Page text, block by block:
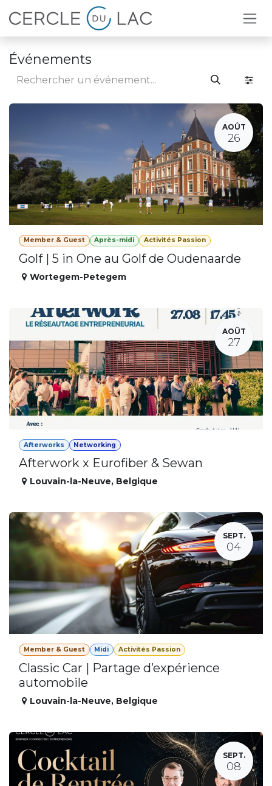
Se rendre au contenu
Événements
AOÛT
26
Member & Guest Après-midi Activités Passion
Golf | 5 in One au Golf de Oudenaarde
Wortegem-Petegem
AOÛT
27
Afterworks Networking
Afterwork x Eurofiber & Sewan
Louvain-la-Neuve, Belgique
SEPT.
04
Member & Guest Midi Activités Passion
Classic Car | Partage d’expérience
automobile
Louvain-la-Neuve, Belgique
SEPT.
08